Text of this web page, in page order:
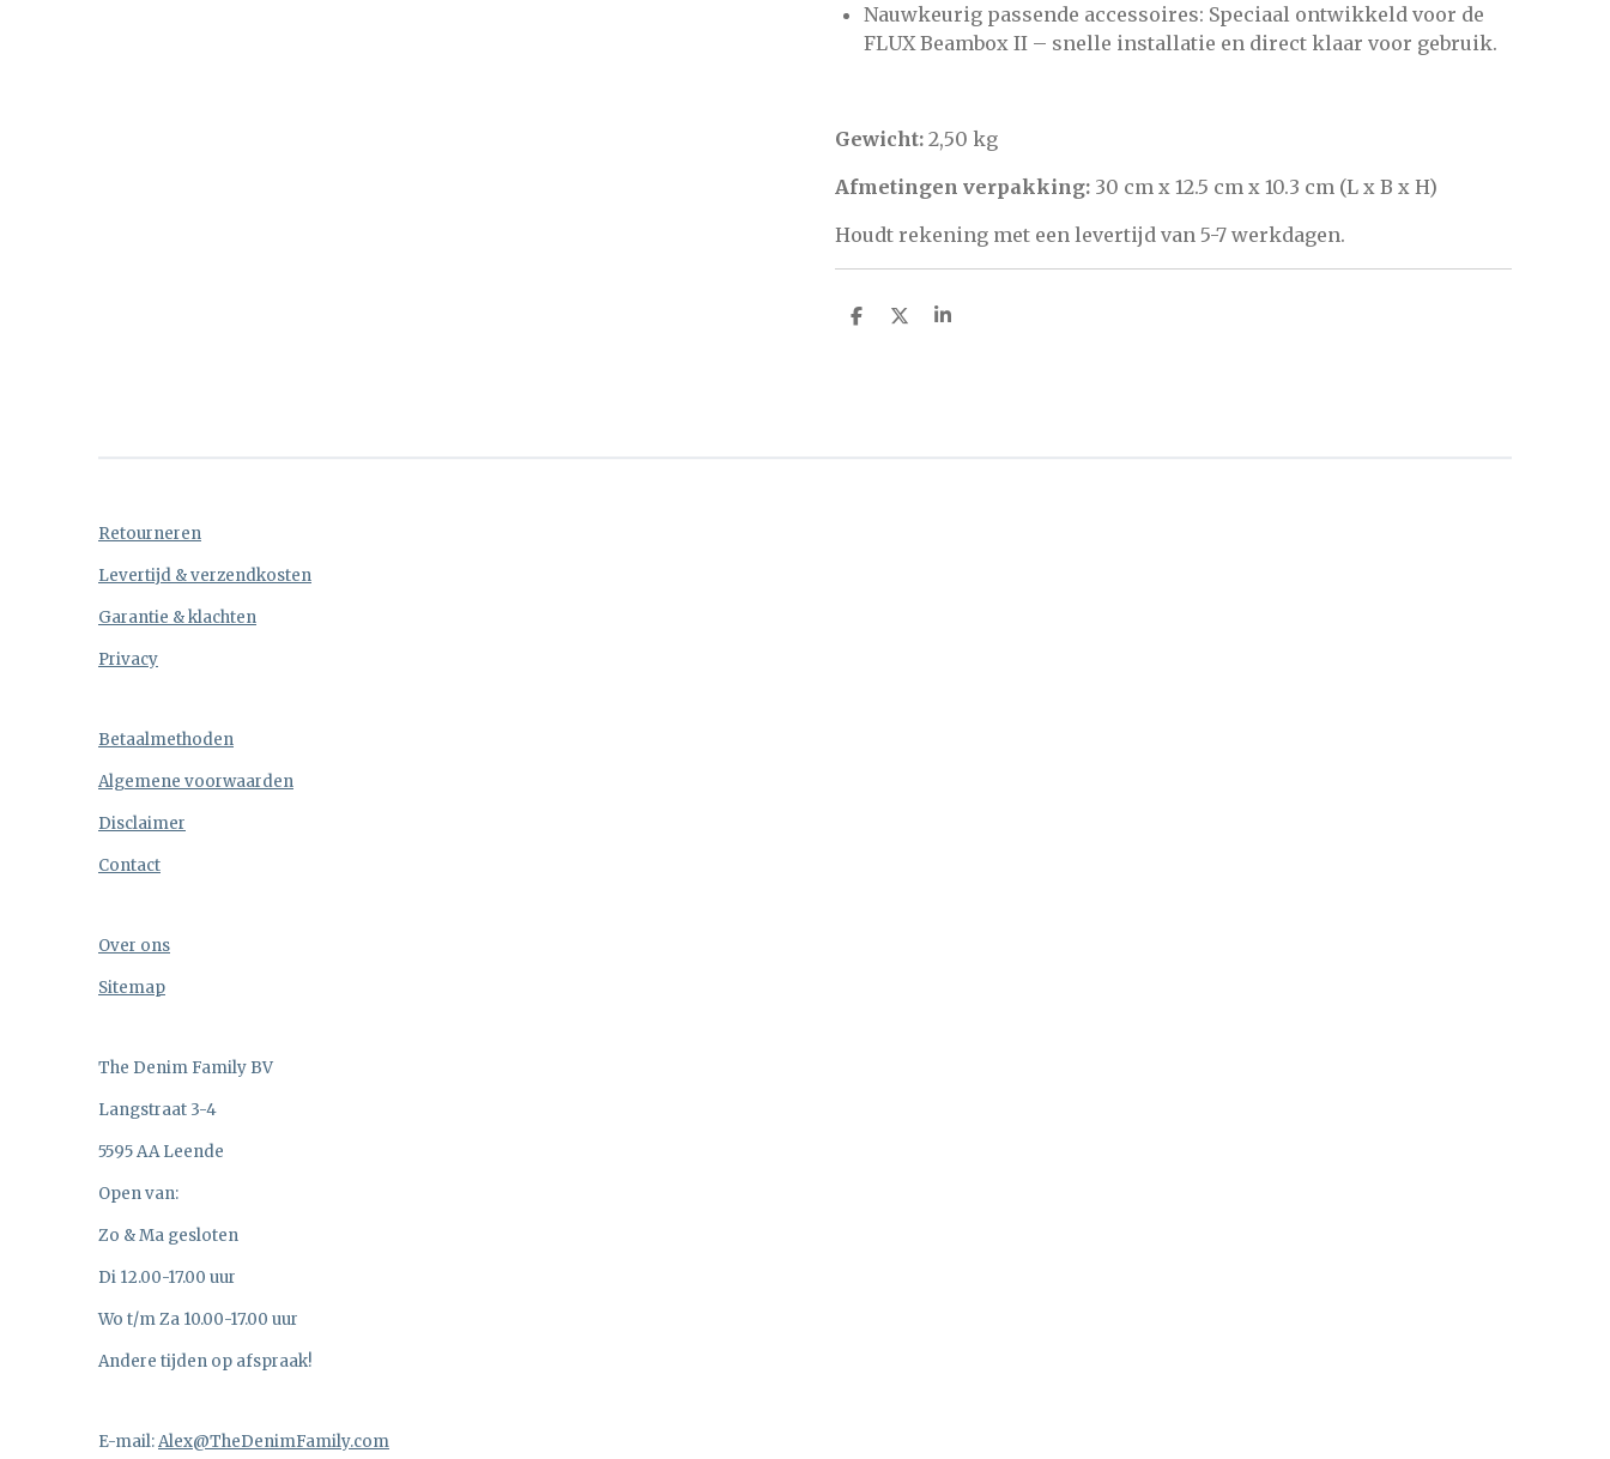
Nauwkeurig passende accessoires: Speciaal ontwikkeld voor de
FLUX Beambox II – snelle installatie en direct klaar voor gebruik.
Gewicht: 2,50 kg
Afmetingen verpakking: 30 cm x 12.5 cm x 10.3 cm (L x B x H)
Houdt rekening met een levertijd van 5-7 werkdagen.
D
D
S
Retourneren
Levertijd & verzendkosten
Garantie & klachten
Privacy
Betaalmethoden
Algemene voorwaarden
Disclaimer
Contact
Over ons
Sitemap
The Denim Family BV
Langstraat 3-4
5595 AA Leende
Open van:
Zo & Ma gesloten
Di 12.00-17.00 uur
Wo t/m Za 10.00-17.00 uur
Andere tijden op afspraak!
E-mail:Alex@TheDenimFamily.com